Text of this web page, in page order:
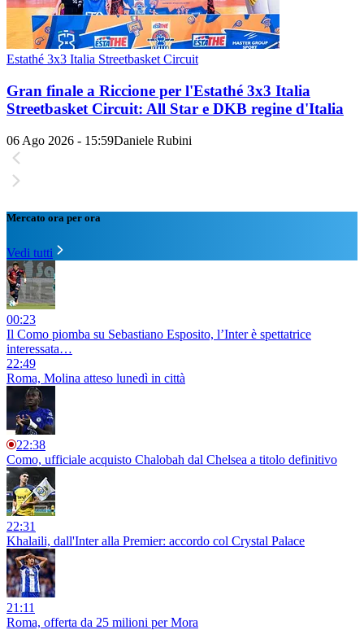
Estathé 3x3 Italia Streetbasket Circuit
Gran finale a Riccione per l'Estathé 3x3 Italia
Streetbasket Circuit: All Star e DKB regine d'Italia
06 Ago 2026 - 15:59Daniele Rubini
Mercato ora per ora
Vedi tutti
00:23
Il Como piomba su Sebastiano Esposito, l’Inter è spettatrice
interessata…
22:49
Roma, Molina atteso lunedì in città
22:38
Como, ufficiale acquisto Chalobah dal Chelsea a titolo definitivo
22:31
Khalaili, dall'Inter alla Premier: accordo col Crystal Palace
21:11
Roma, offerta da 25 milioni per Mora